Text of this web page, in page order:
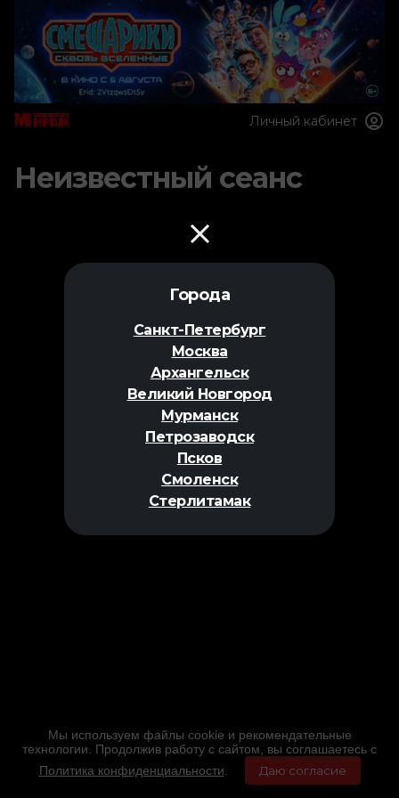
Города
Санкт-Петербург
Москва
Архангельск
Великий Новгород
Мурманск
Петрозаводск
Псков
Смоленск
Стерлитамак
Личный кабинет
Неизвестный сеанс
Мы используем файлы cookie и рекомендательные
технологии. Продолжив работу с сайтом, вы соглашаетесь с
Политика конфиденциальности
Даю согласие